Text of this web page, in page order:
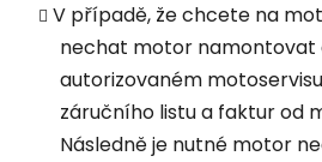
V případě, že chcete na
nechat motor namontovat
autorizovaném
záručního listu a faktur od
Následně je nutné motor